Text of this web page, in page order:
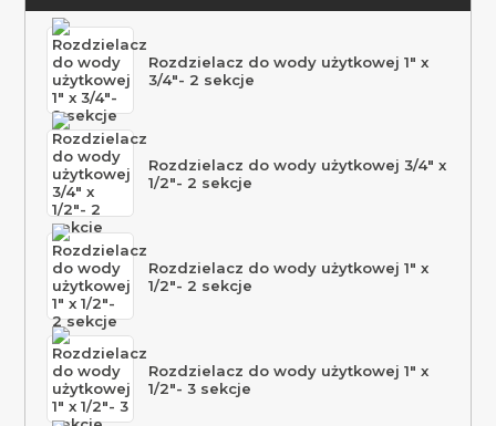
Rozdzielacz do wody użytkowej 1″ x
3/4″- 2 sekcje
Rozdzielacz do wody użytkowej 3/4″ x
1/2″- 2 sekcje
Rozdzielacz do wody użytkowej 1″ x
1/2″- 2 sekcje
Rozdzielacz do wody użytkowej 1″ x
1/2″- 3 sekcje